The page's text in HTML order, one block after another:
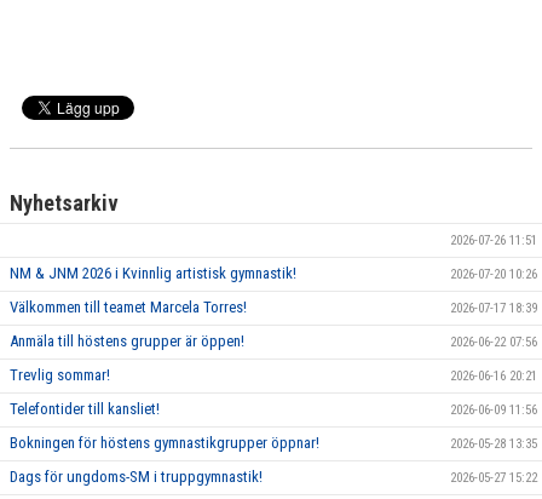
Nyhetsarkiv
2026-07-26 11:51
NM & JNM 2026 i Kvinnlig artistisk gymnastik! 2026-07-20 10:26
Välkommen till teamet Marcela Torres! 2026-07-17 18:39
Anmäla till höstens grupper är öppen! 2026-06-22 07:56
Trevlig sommar! 2026-06-16 20:21
Telefontider till kansliet! 2026-06-09 11:56
Bokningen för höstens gymnastikgrupper öppnar! 2026-05-28 13:35
Dags för ungdoms-SM i truppgymnastik! 2026-05-27 15:22